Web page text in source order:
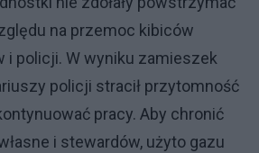
na przemoc kibiców
i policji. W wyniku zamieszek
policji stracił przytomność
pracy. Aby chronić
i stewardów, użyto gazu